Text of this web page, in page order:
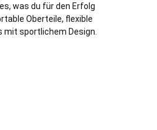
was du für den Erfolg
Oberteile, flexible
mit sportlichem Design.